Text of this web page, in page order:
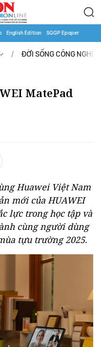
English Edition SGGP Epaper
ĐỜI SỐNG CÔNG NGHỆ
MatePad
Huawei Việt Nam
mới của HUAWEI
lực trong học tập và
cùng người dùng
tựu trường 2025.